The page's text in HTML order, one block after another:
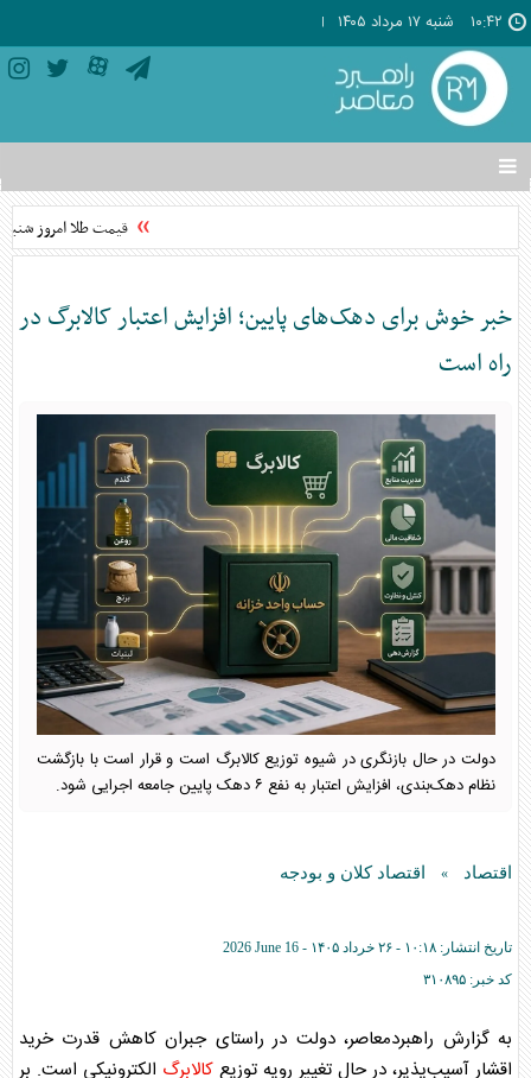
۱۰:۴۲ شنبه ۱۷ مرداد ۱۴۰۵
تغییر
وضعیت
منوی
ها
قیمت طلا امروز شنبه ۱۷ مرداد ۱۴۰۵ + جدول
خبر خوش برای دهک‌های پایین؛ افزایش اعتبار کالابرگ در
راه است
دولت در حال بازنگری در شیوه توزیع کالابرگ است و قرار است با بازگشت
نظام دهک‌بندی، افزایش اعتبار به نفع ۶ دهک پایین جامعه اجرایی شود.
اقتصاد » اقتصاد کلان و بودجه
تاریخ انتشار: ۱۰:۱۸ - ۲۶ خرداد ۱۴۰۵ -
2026 June 16
کد خبر: ۳۱۰۸۹۵
به گزارش راهبردمعاصر، دولت در راستای جبران کاهش قدرت خرید
اقشار آسیب‌پذیر، در حال تغییر رویه توزیع کالابرگ الکترونیکی است. بر